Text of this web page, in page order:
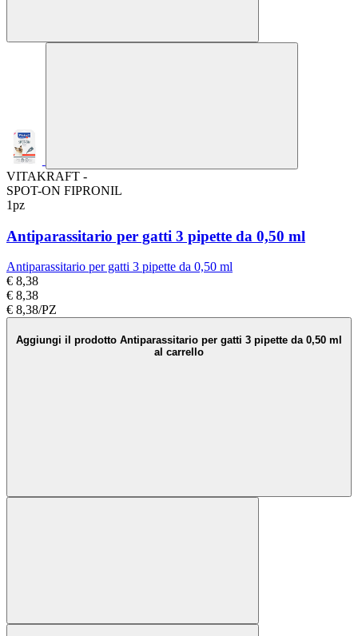
VITAKRAFT -
SPOT-ON FIPRONIL
1pz
Antiparassitario per gatti 3 pipette da 0,50 ml
Antiparassitario per gatti 3 pipette da 0,50 ml
€ 8,38
€ 8,38
€ 8,38/PZ
Aggiungi il prodotto Antiparassitario per gatti 3 pipette da 0,50 ml
al carrello